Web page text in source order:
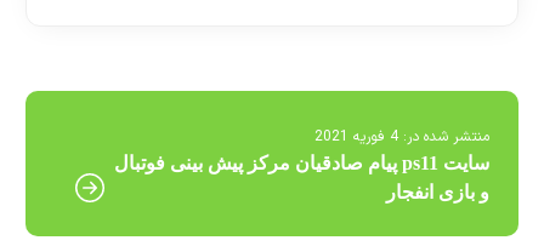
منتشر شده در:4 فوریه 2021
سایت ps11 پیام صادقیان مرکز پیش بینی فوتبال
و بازی انفجار